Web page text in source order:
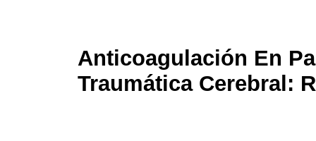
Anticoagulación En
Traumática Cerebral: